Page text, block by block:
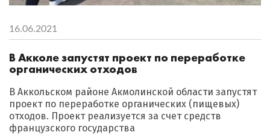
16.06.2021
В Акколе запустят проект по переработке
органических отходов
В Аккольском районе Акмолинской области запустят
проект по переработке органических (пищевых)
отходов. Проект реализуется за счет средств
французского государства